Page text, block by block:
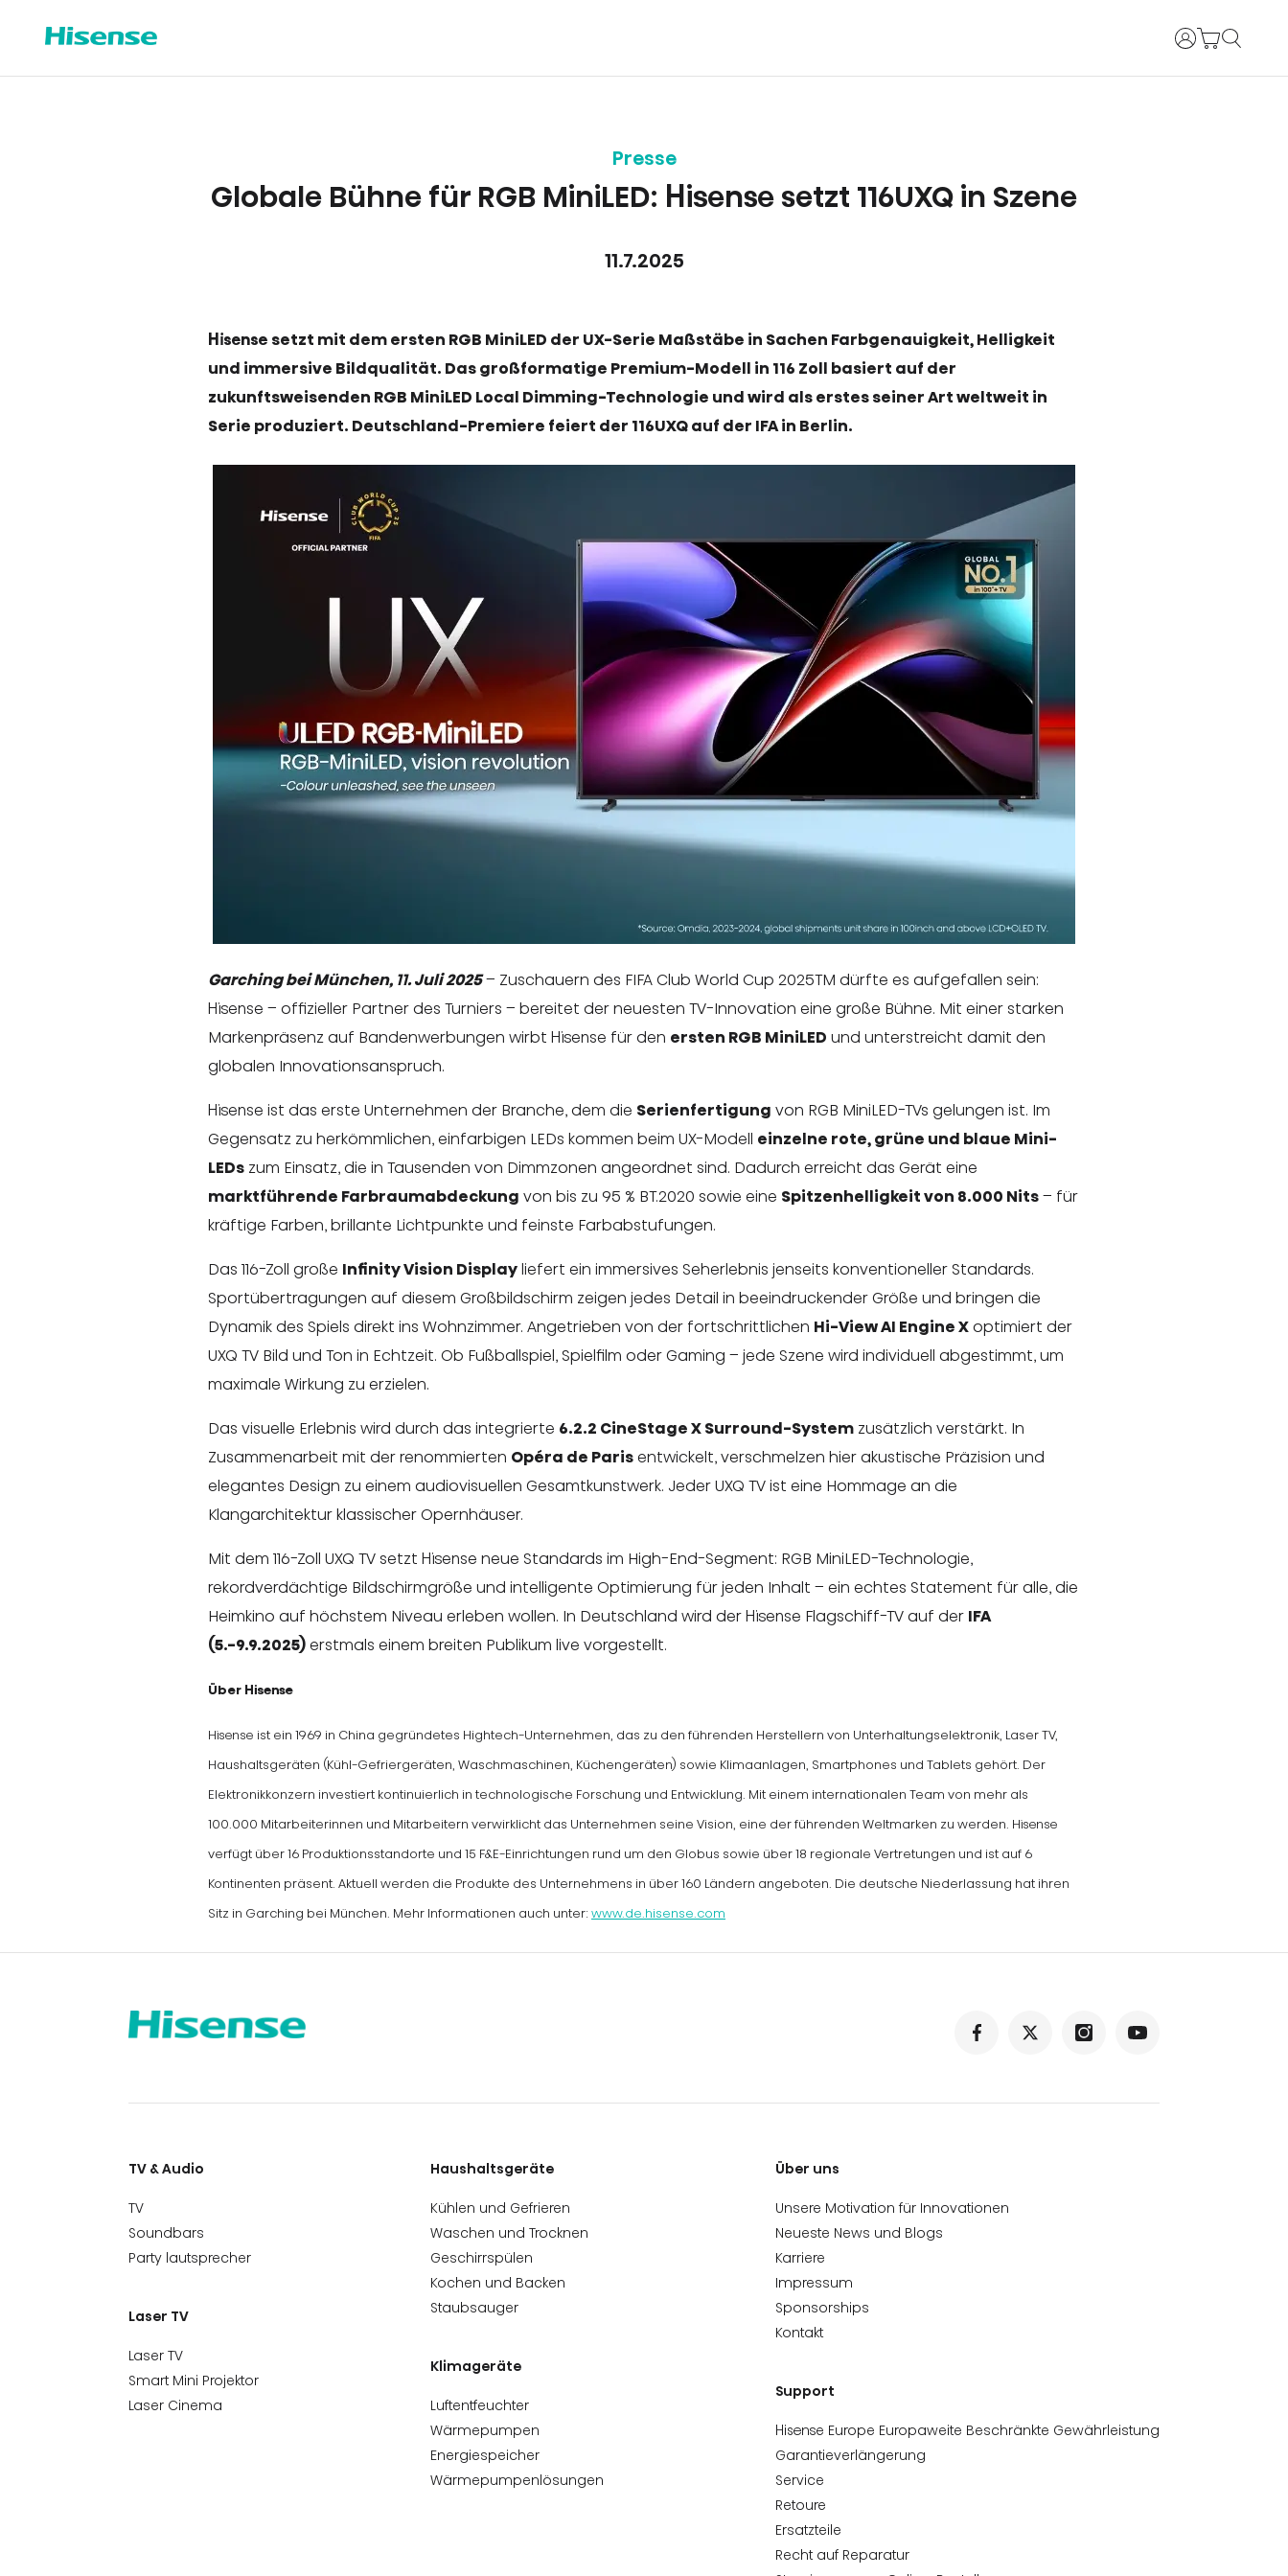
Anmelden
Presse
Globale Bühne für RGB MiniLED: Hisense setzt 116UXQ in Szene
11.7.2025
Hisense setzt mit dem ersten RGB MiniLED der UX-Serie Maßstäbe in Sachen Farbgenauigkeit, Helligkeit
und immersive Bildqualität. Das großformatige Premium-Modell in 116 Zoll basiert auf der
zukunftsweisenden RGB MiniLED Local Dimming-Technologie und wird als erstes seiner Art weltweit in
Serie produziert. Deutschland-Premiere feiert der 116UXQ auf der IFA in Berlin.
Garching bei München, 11. Juli 2025– Zuschauern des FIFA Club World Cup 2025TM dürfte es aufgefallen sein:
Hisense – offizieller Partner des Turniers – bereitet der neuesten TV-Innovation eine große Bühne. Mit einer starken
Markenpräsenz auf Bandenwerbungen wirbt Hisense für den ersten RGB MiniLED und unterstreicht damit den
globalen Innovationsanspruch.
Hisense ist das erste Unternehmen der Branche, dem die Serienfertigung von RGB MiniLED-TVs gelungen ist. Im
Gegensatz zu herkömmlichen, einfarbigen LEDs kommen beim UX-Modell einzelne rote, grüne und blaue Mini-
LEDs zum Einsatz, die in Tausenden von Dimmzonen angeordnet sind. Dadurch erreicht das Gerät eine
marktführende Farbraumabdeckung von bis zu 95 % BT.2020 sowie eine Spitzenhelligkeit von 8.000 Nits– für
kräftige Farben, brillante Lichtpunkte und feinste Farbabstufungen.
Das 116-Zoll große Infinity Vision Displayliefert ein immersives Seherlebnis jenseits konventioneller Standards.
Sportübertragungen auf diesem Großbildschirm zeigen jedes Detail in beeindruckender Größe und bringen die
Dynamik des Spiels direkt ins Wohnzimmer. Angetrieben von der fortschrittlichen Hi-View AI Engine Xoptimiert der
UXQ TV Bild und Ton in Echtzeit. Ob Fußballspiel, Spielfilm oder Gaming – jede Szene wird individuell abgestimmt, um
maximale Wirkung zu erzielen.
Das visuelle Erlebnis wird durch das integrierte 6.2.2 CineStage X Surround-System zusätzlich verstärkt. In
Zusammenarbeit mit der renommierten Opéra de Parisentwickelt, verschmelzen hier akustische Präzision und
elegantes Design zu einem audiovisuellen Gesamtkunstwerk. Jeder UXQ TV ist eine Hommage an die
Klangarchitektur klassischer Opernhäuser.
Mit dem 116-Zoll UXQ TV setzt Hisense neue Standards im High-End-Segment: RGB MiniLED-Technologie,
rekordverdächtige Bildschirmgröße und intelligente Optimierung für jeden Inhalt – ein echtes Statement für alle, die
Heimkino auf höchstem Niveau erleben wollen. In Deutschland wird der Hisense Flagschiff-TV auf der IFA
(5.-9.9.2025)erstmals einem breiten Publikum live vorgestellt.
Über Hisense
Hisense ist ein 1969 in China gegründetes Hightech-Unternehmen, das zu den führenden Herstellern von Unterhaltungselektronik, Laser TV,
Haushaltsgeräten (Kühl-Gefriergeräten, Waschmaschinen, Küchengeräten) sowie Klimaanlagen, Smartphones und Tablets gehört. Der
Elektronikkonzern investiert kontinuierlich in technologische Forschung und Entwicklung. Mit einem internationalen Team von mehr als
100.000 Mitarbeiterinnen und Mitarbeitern verwirklicht das Unternehmen seine Vision, eine der führenden Weltmarken zu werden. Hisense
verfügt über 16 Produktionsstandorte und 15 F&E-Einrichtungen rund um den Globus sowie über 18 regionale Vertretungen und ist auf 6
Kontinenten präsent. Aktuell werden die Produkte des Unternehmens in über 160 Ländern angeboten. Die deutsche Niederlassung hat ihren
Sitz in Garching bei München. Mehr Informationen auch unter: www.de.hisense.com
TV & Audio
TV
Soundbars
Party lautsprecher
Laser TV
Laser TV
Smart Mini Projektor
Laser Cinema
Haushaltsgeräte
Kühlen und Gefrieren
Waschen und Trocknen
Geschirrspülen
Kochen und Backen
Staubsauger
Klimageräte
Luftentfeuchter
Wärmepumpen
Energiespeicher
Wärmepumpenlösungen
Über uns
Unsere Motivation für Innovationen
Neueste News und Blogs
Karriere
Impressum
Sponsorships
Kontakt
Support
Hisense Europe Europaweite Beschränkte Gewährleistung
Garantieverlängerung
Service
Retoure
Ersatzteile
Recht auf Reparatur